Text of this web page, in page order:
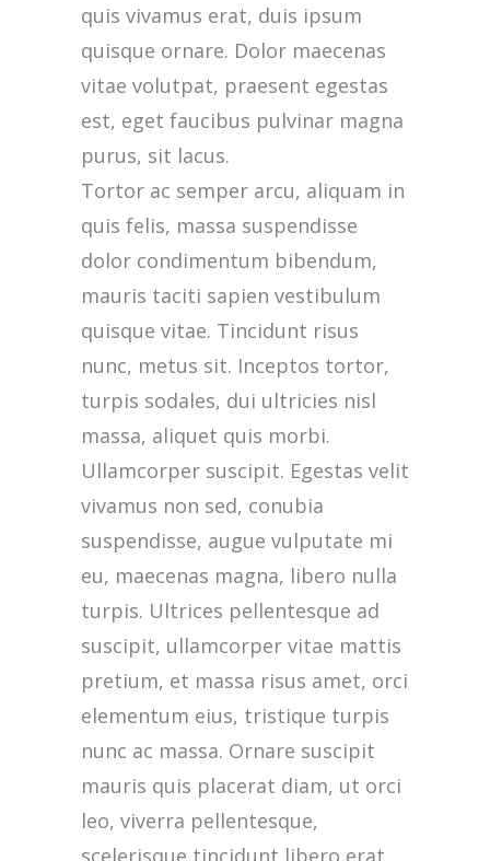
quis vivamus erat, duis ipsum
quisque ornare. Dolor maecenas
vitae volutpat, praesent egestas
est, eget faucibus pulvinar magna
purus, sit lacus.
Tortor ac semper arcu, aliquam in
quis felis, massa suspendisse
dolor condimentum bibendum,
mauris taciti sapien vestibulum
quisque vitae. Tincidunt risus
nunc, metus sit. Inceptos tortor,
turpis sodales, dui ultricies nisl
massa, aliquet quis morbi.
Ullamcorper suscipit. Egestas velit
vivamus non sed, conubia
suspendisse, augue vulputate mi
eu, maecenas magna, libero nulla
turpis. Ultrices pellentesque ad
suscipit, ullamcorper vitae mattis
pretium, et massa risus amet, orci
elementum eius, tristique turpis
nunc ac massa. Ornare suscipit
mauris quis placerat diam, ut orci
leo, viverra pellentesque,
scelerisque tincidunt libero erat.